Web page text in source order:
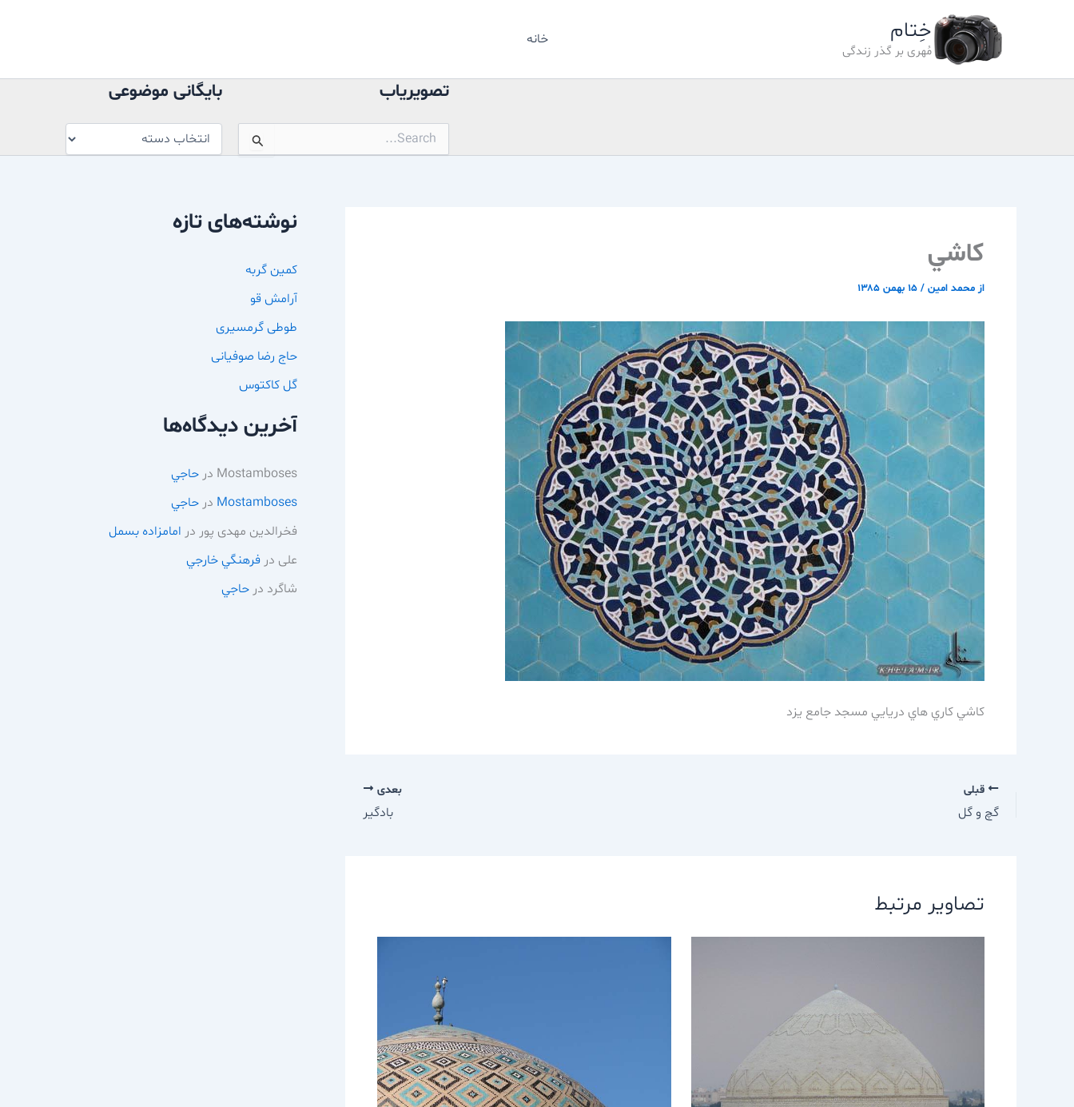
خِتام
مُهری بر گذر زندگی
خانه
تصویریاب
جستجو
برای:
بایگانی موضوعی
كاشي
از محمد امین / ۱۵ بهمن ۱۳۸۵
كاشي كاري هاي دريايي مسجد جامع يزد
قبلی
گچ و گل
بعدی
بادگير
تصاویر مرتبط
نوشته‌های تازه
کمین گربه
آرامش قو
طوطی گرمسیری
حاج رضا صوفیانی
گل کاکتوس
آخرین دیدگاه‌ها
Mostamboses در حاجي
Mostamboses در حاجي
فخرالدین مهدی پور در امامزاده بسمل
علی در فرهنگي خارجي
شاگرد در حاجي